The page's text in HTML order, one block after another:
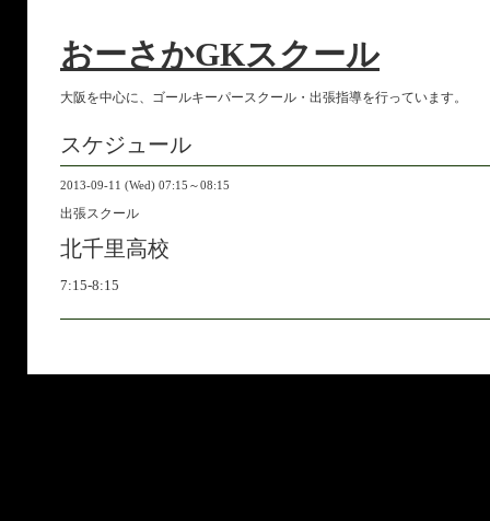
おーさかGKスクール
大阪を中心に、ゴールキーパースクール・出張指導を行っています。
スケジュール
2013-09-11 (Wed) 07:15～08:15
出張スクール
北千里高校
7:15-8:15